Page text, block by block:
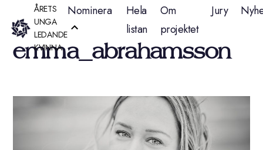
Hoppa
till
innehåll
ÅRETS
UNGA
LEDANDE
KVINNA
Nominera
Hela
listan
Om
projektet
Jury
emma_abrahamsson